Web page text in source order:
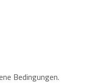
Bedingungen.